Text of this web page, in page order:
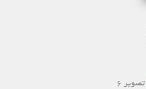
تصویر 6